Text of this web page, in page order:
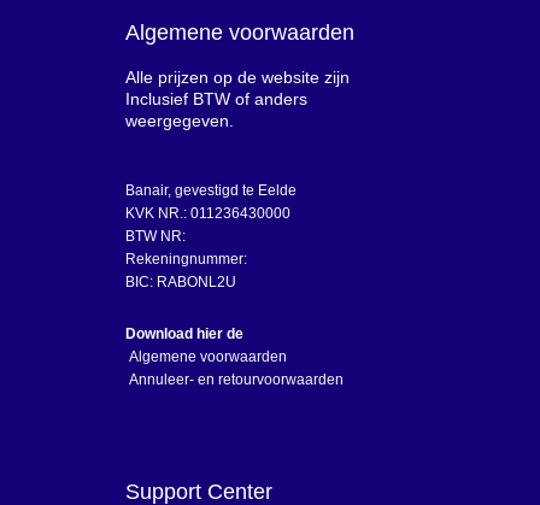
Algemene voorwaarden
Alle prijzen op de website zijn
Inclusief BTW of anders
weergegeven.
Banair, gevestigd te Eelde
KVK NR.: 011236430000
BTW NR:
Rekeningnummer:
BIC: RABONL2U
Download hier de
Algemene voorwaarden
Annuleer- en retourvoorwaarden
Support Center